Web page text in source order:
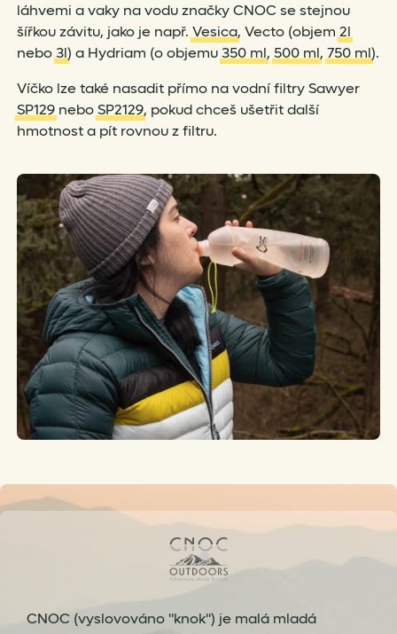
láhvemi a vaky na vodu značky CNOC se stejnou
šířkou závitu, jako je např. Vesica, Vecto (objem 2l
nebo3l) a Hydriam (o objemu350 ml, 500 ml, 750 ml).
Víčko lze také nasadit přímo na vodní filtry Sawyer
SP129neboSP2129, pokud chceš ušetřit další
hmotnost a pít rovnou z filtru.
CNOC (vyslovováno "knok") je malá mladá